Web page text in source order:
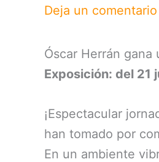
Deja un comentario
Óscar Herrán
Exposición: del 21
¡Espectacular
han tomado por
En un ambiente